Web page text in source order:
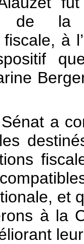
de la
fiscale, à
a
et
à la